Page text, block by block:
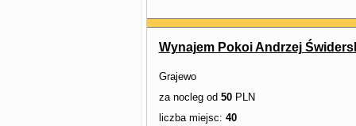
Wynajem Pokoi Andrzej
Grajewo
za nocleg od 50PLN
liczba miejsc: 40